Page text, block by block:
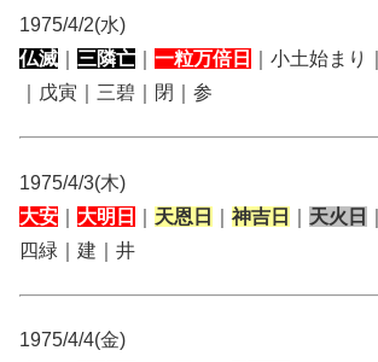
1975/4/2(水)
仏滅
三隣亡 一粒万倍日 ｜小土始まり｜
｜戊寅｜三碧｜閉｜参
1975/4/3(木)
大安
大明日 天恩日 神吉日 天火日
四緑｜建｜井
1975/4/4(金)